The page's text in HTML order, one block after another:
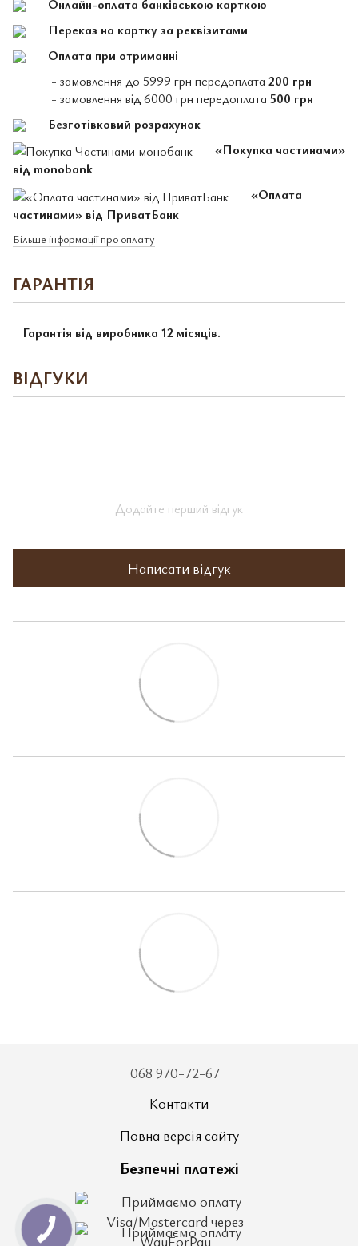
Онлайн-оплата банківською карткою
Переказ на картку за реквізитами
Оплата при отриманні
- замовлення до 5999 грн передоплата 200 грн
- замовлення від 6000 грн передоплата 500 грн
Безготівковий розрахунок
«Покупка частинами»
від monobank
«Оплата
частинами» від ПриватБанк
Більше інформації про оплату
ГАРАНТІЯ
Гарантія від виробника 12 місяців.
ВІДГУКИ
Додайте перший відгук
Написати відгук
068 970-72-67
Контакти
Повна версія сайту
Безпечні платежі